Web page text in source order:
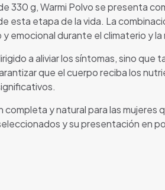
330 g, Warmi Polvo se presenta
esta etapa de la vida. La
emocional durante el climaterio y la
a aliviar los síntomas, sino
que el cuerpo reciba los
y natural para las
y su presentación en